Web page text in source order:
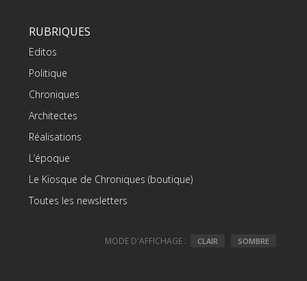
RUBRIQUES
Editos
Politique
Chroniques
Architectes
Réalisations
L’époque
Le Kiosque de Chroniques (boutique)
Toutes les newsletters
MODE D'AFFICHAGE : CLAIR SOMBRE